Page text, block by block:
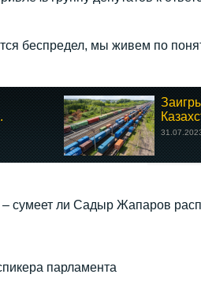
беспредел, мы живем по
сумеет ли Садыр Жапаров
парламента